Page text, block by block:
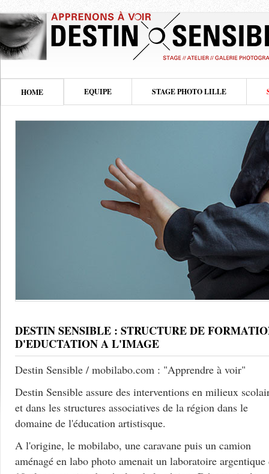
HOME EQUIPE STAGE PHOTO LILLE
DESTIN SENSIBLE : STRUCTURE DE
D'EDUCTATION A L'IMAGE
Destin Sensible / mobilabo.com : "Apprendre à voir"
Destin Sensible assure des interventions en milieux
et dans les structures associatives de la région dans le
domaine de l'éducation artistisque.
A l'origine, le mobilabo, une caravane puis un camion
aménagé en labo photo amenait un laboratoire argentique